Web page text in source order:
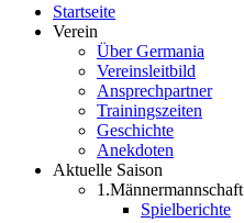
Startseite
Verein
Über Germania
Vereinsleitbild
Ansprechpartner
Trainingszeiten
Geschichte
Anekdoten
Aktuelle Saison
1.Männermannschaft
Spielberichte